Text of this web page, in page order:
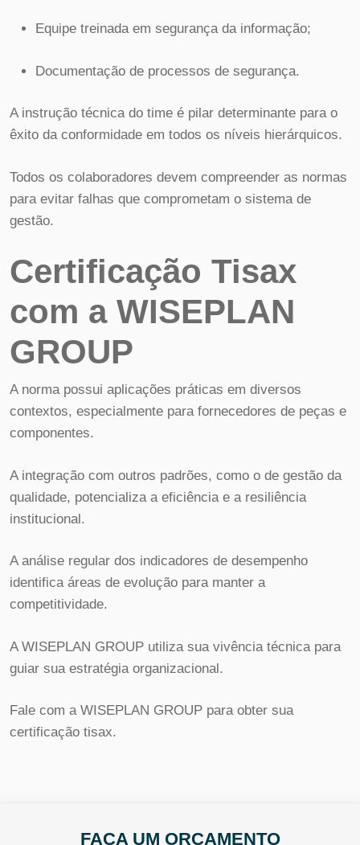
Equipe treinada em segurança da informação;
Documentação de processos de segurança.
A instrução técnica do time é pilar determinante para o
êxito da conformidade em todos os níveis hierárquicos.
Todos os colaboradores devem compreender as normas
para evitar falhas que comprometam o sistema de
gestão.
Certificação Tisax
com a WISEPLAN
GROUP
A norma possui aplicações práticas em diversos
contextos, especialmente para fornecedores de peças e
componentes.
A integração com outros padrões, como o de gestão da
qualidade, potencializa a eficiência e a resiliência
institucional.
A análise regular dos indicadores de desempenho
identifica áreas de evolução para manter a
competitividade.
A WISEPLAN GROUP utiliza sua vivência técnica para
guiar sua estratégia organizacional.
Fale com a WISEPLAN GROUP para obter sua
certificação tisax.
FAÇA UM ORÇAMENTO